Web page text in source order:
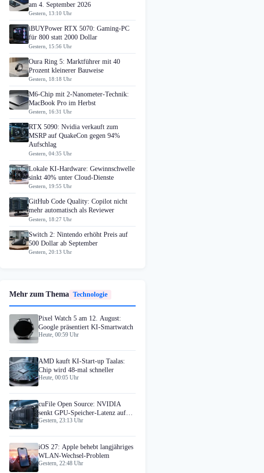
am 4. September 2026
Gestern, 13:10 Uhr
iBUYPower RTX 5070: Gaming-PC
für 800 statt 2000 Dollar
Gestern, 15:56 Uhr
Oura Ring 5: Marktführer mit 40
Prozent kleinerer Bauweise
Gestern, 18:18 Uhr
M6-Chip mit 2-Nanometer-Technik:
MacBook Pro im Herbst
Gestern, 16:31 Uhr
RTX 5090: Nvidia verkauft zum
MSRP auf QuakeCon gegen 94%
Aufschlag
Gestern, 04:35 Uhr
Lokale KI-Hardware: Gewinnschwelle
sinkt 40% unter Cloud-Dienste
Gestern, 19:55 Uhr
GitHub Code Quality: Copilot nicht
mehr automatisch als Reviewer
Gestern, 18:27 Uhr
Switch 2: Nintendo erhöht Preis auf
500 Dollar ab September
Gestern, 20:13 Uhr
Mehr zum Thema Technologie
Pixel Watch 5 am 12. August:
Google präsentiert KI-Smartwatch
Heute, 00:59 Uhr
AMD kauft KI-Start-up Taalas:
Chip wird 48-mal schneller
Heute, 00:05 Uhr
cuFile Open Source: NVIDIA
senkt GPU-Speicher-Latenz auf
Mikrosekunden
Gestern, 23:13 Uhr
iOS 27: Apple behebt langjähriges
WLAN-Wechsel-Problem
Gestern, 22:48 Uhr